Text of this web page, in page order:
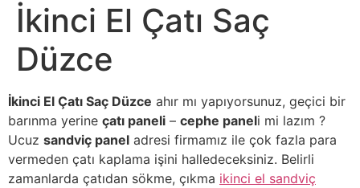
İkinci El Çatı Saç
Düzce
İkinci El Çatı Saç Düzce ahır mı yapıyorsunuz, geçici bir
barınma yerine çatı paneli – cephe paneli mi lazım ?
Ucuz sandviç panel adresi firmamız ile çok fazla para
vermeden çatı kaplama işini halledeceksiniz. Belirli
zamanlarda çatıdan sökme, çıkma ikinci el sandviç